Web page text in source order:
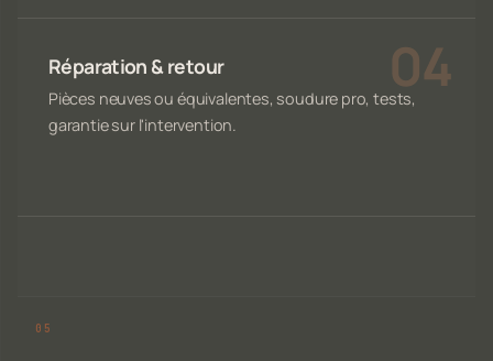
Réparation & retour
Pièces neuves ou équivalentes, soudure pro, tests,
garantie sur l'intervention.